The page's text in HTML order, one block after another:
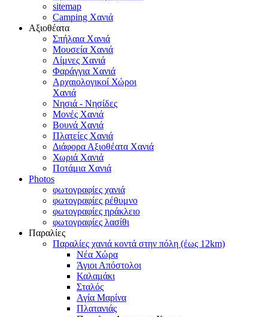
sitemap
Camping Χανιά
Αξιοθέατα
Σπήλαια Χανιά
Μουσεία Χανιά
Λίμνες Χανιά
Φαράγγια Χανιά
Αρχαιολογικοί Χώροι
Χανιά
Νησιά - Νησίδες
Μονές Χανιά
Βουνά Χανιά
Πλατείες Χανιά
Διάφορα Αξιοθέατα Χανιά
Χωριά Χανιά
Ποτάμια Χανιά
Photos
φωτογραφίες χανιά
φωτογραφίες ρέθυμνο
φωτογραφίες ηράκλειο
φωτογραφίες λασίθι
Παραλίες
Παραλίες χανιά κοντά στην πόλη (έως 12km)
Νέα Χώρα
Άγιοι Απόστολοι
Καλαμάκι
Σταλός
Αγία Μαρίνα
Πλατανιάς